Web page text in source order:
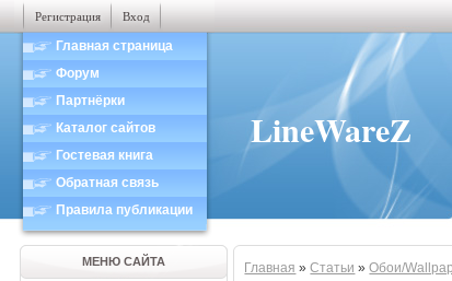
Регистрация Вход
Главная страница
Форум
Партнёрки
Каталог сайтов
Гостевая книга
Обратная связь
Правила публикации
LineWareZ
МЕНЮ САЙТА Главная »Статьи »Обои/